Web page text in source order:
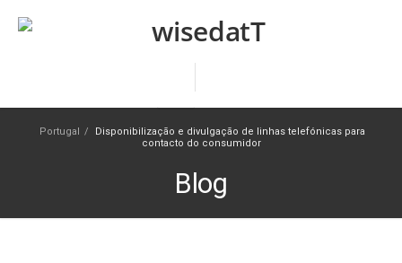
Portugal /
Disponibilização e divulgação de linhas telefónicas para
contacto do consumidor
Blog